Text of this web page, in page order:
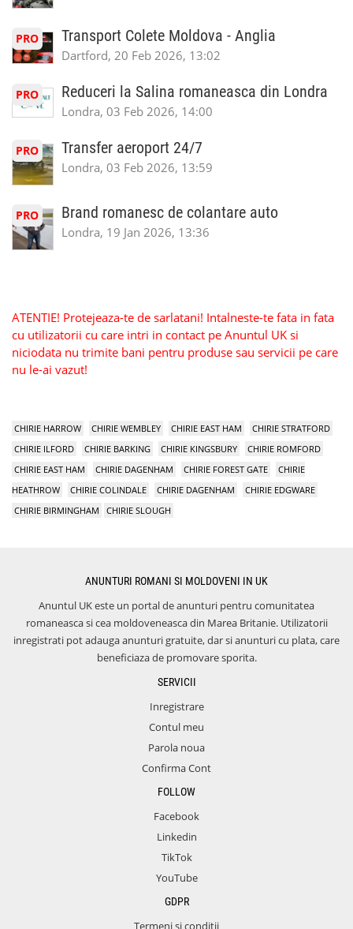
PRO Transport Colete Moldova - Anglia
Dartford, 20 Feb 2026, 13:02
PRO Reduceri la Salina romaneasca din Londra
Londra, 03 Feb 2026, 14:00
PRO Transfer aeroport 24/7
Londra, 03 Feb 2026, 13:59
PRO Brand romanesc de colantare auto
Londra, 19 Jan 2026, 13:36
ATENTIE! Protejeaza-te de sarlatani! Intalneste-te fata in fata
cu utilizatorii cu care intri in contact pe Anuntul UK si
niciodata nu trimite bani pentru produse sau servicii pe care
nu le-ai vazut!
CHIRIE HARROW CHIRIE WEMBLEY CHIRIE EAST HAM
CHIRIE STRATFORD
CHIRIE ILFORD
CHIRIE BARKING CHIRIE KINGSBURY
CHIRIE ROMFORD
CHIRIE EAST HAM
CHIRIE DAGENHAM CHIRIE FOREST GATE
CHIRIE
HEATHROW
CHIRIE COLINDALE CHIRIE DAGENHAM
CHIRIE EDGWARE
CHIRIE BIRMINGHAM
CHIRIE SLOUGH
ANUNTURI ROMANI SI MOLDOVENI IN UK
Anuntul UK este un portal de anunturi pentru comunitatea
romaneasca si cea moldoveneasca din Marea Britanie. Utilizatorii
inregistrati pot adauga anunturi gratuite, dar si anunturi cu plata, care
beneficiaza de promovare sporita.
SERVICII
Inregistrare
Contul meu
Parola noua
Confirma Cont
FOLLOW
Facebook
Linkedin
TikTok
YouTube
GDPR
Termeni si conditii